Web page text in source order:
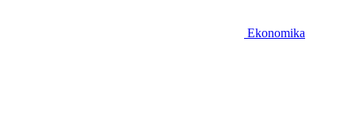
Ekonomika